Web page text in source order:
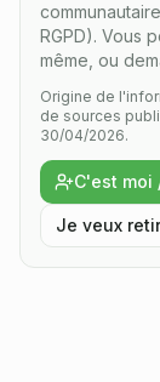
RGPD). Vous
même, ou
Origine de
de sources
30/04/2026.
C'est moi
Je veux